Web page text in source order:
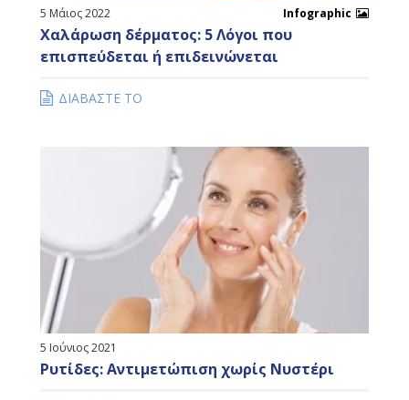
5 Μάιος 2022 Infographic
Χαλάρωση δέρματος: 5 Λόγοι που
επισπεύδεται ή επιδεινώνεται
ΔΙΑΒΑΣΤΕ ΤΟ
5 Ιούνιος 2021
Ρυτίδες: Αντιμετώπιση χωρίς Νυστέρι